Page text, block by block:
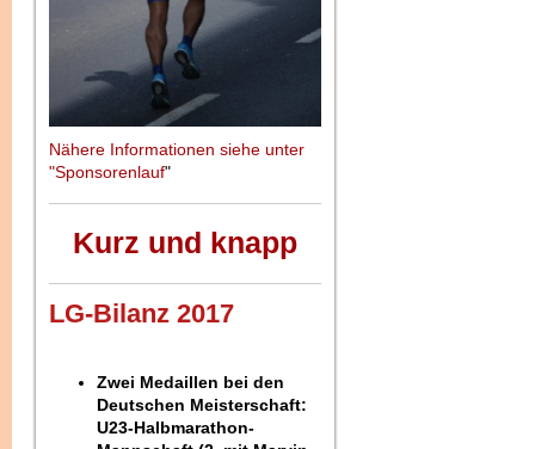
Nähere Informationen siehe unter
"Sponsorenlauf"
Kurz und knapp
LG-Bilanz 2017
Zwei Medaillen bei den
Deutschen Meisterschaft:
U23-Halbmarathon-